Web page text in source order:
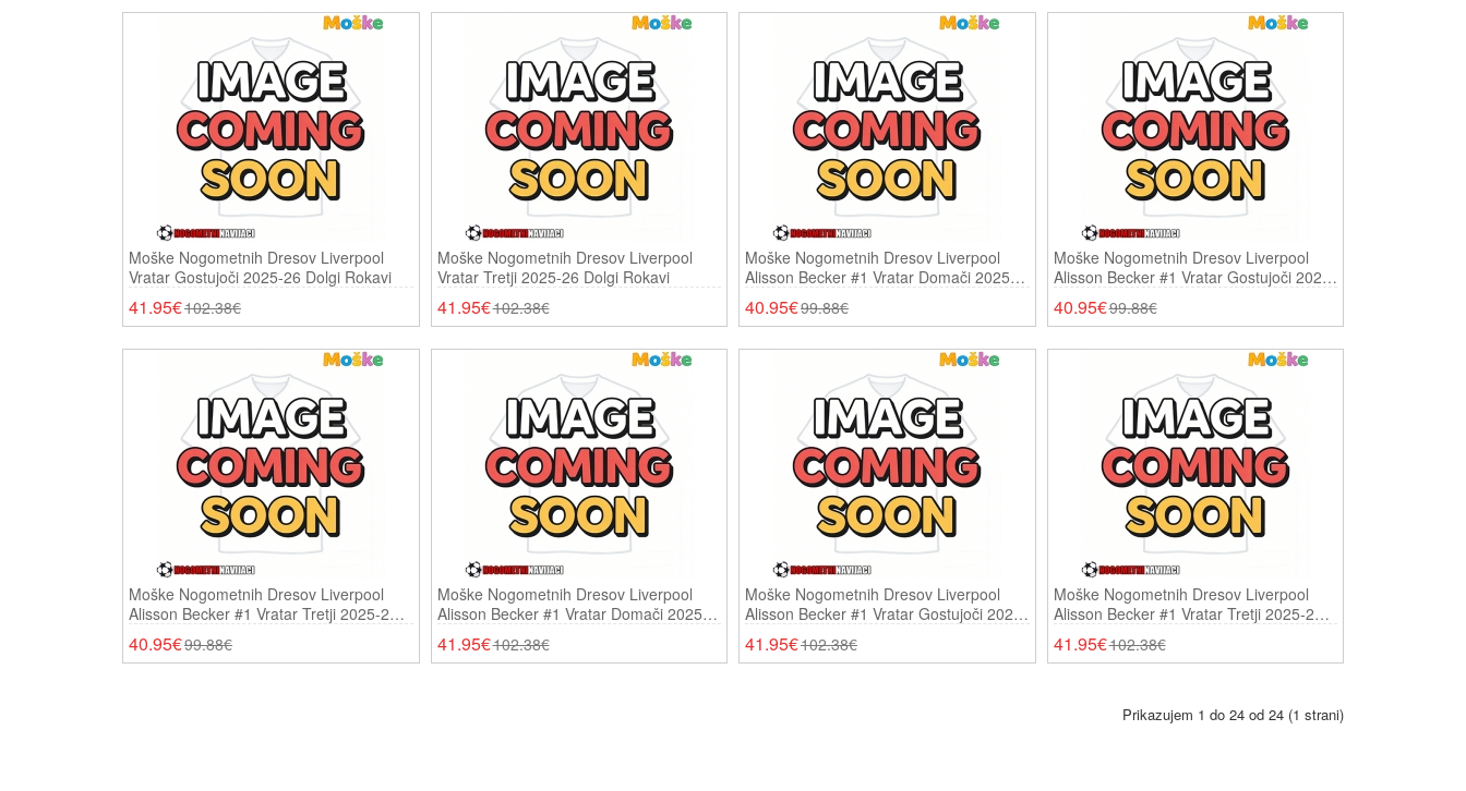
Moške Nogometnih Dresov Liverpool
Vratar Gostujoči 2025-26 Dolgi Rokavi
41.95€102.38€
Moške Nogometnih Dresov Liverpool
Vratar Tretji 2025-26 Dolgi Rokavi
41.95€102.38€
Moške Nogometnih Dresov Liverpool
Alisson Becker #1 Vratar Domači 2025-
26 Kratki Rokavi
40.95€99.88€
Moške Nogometnih Dresov Liverpool
Alisson Becker #1 Vratar Gostujoči 2025-
26 Kratki Rokavi
40.95€99.88€
Moške Nogometnih Dresov Liverpool
Alisson Becker #1 Vratar Tretji 2025-26
Kratki Rokavi
40.95€99.88€
Moške Nogometnih Dresov Liverpool
Alisson Becker #1 Vratar Domači 2025-
26 Dolgi Rokavi
41.95€102.38€
Moške Nogometnih Dresov Liverpool
Alisson Becker #1 Vratar Gostujoči 2025-
26 Dolgi Rokavi
41.95€102.38€
Moške Nogometnih Dresov Liverpool
Alisson Becker #1 Vratar Tretji 2025-26
Dolgi Rokavi
41.95€102.38€
Prikazujem 1 do 24 od 24 (1 strani)